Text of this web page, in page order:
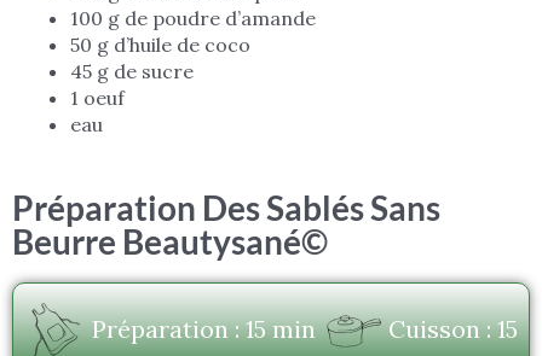
100 g de poudre d’amande
50 g d’huile de coco
45 g de sucre
1 oeuf
eau
Préparation Des Sablés Sans
Beurre Beautysané©
Préparation : 15 min
Cuisson : 15